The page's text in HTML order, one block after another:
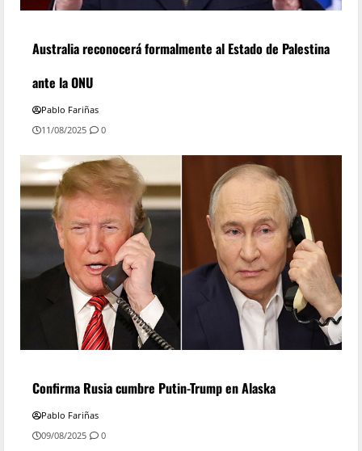
Australia reconocerá formalmente al Estado de Palestina
ante la ONU
Pablo Fariñas
11/08/2025
0
Confirma Rusia cumbre Putin-Trump en Alaska
Pablo Fariñas
09/08/2025
0